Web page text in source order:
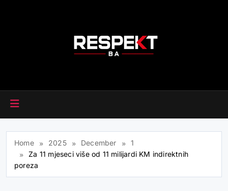
Home 2025 December
1
Za 11 mjeseci više od 11 milijardi KM indirektnih
poreza